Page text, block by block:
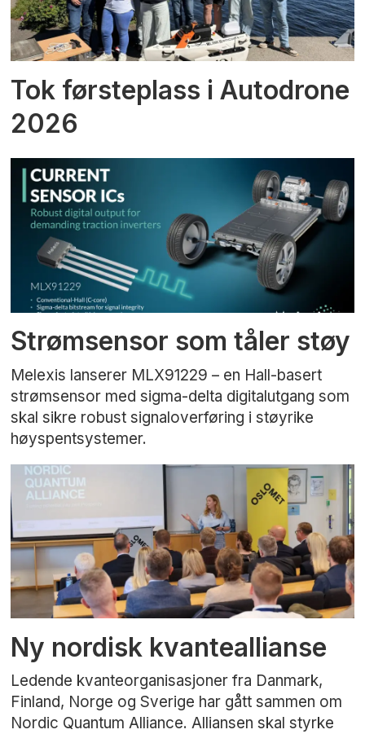
Tok førsteplass i Autodrone
2026
Strømsensor som tåler støy
Melexis lanserer MLX91229 – en Hall-basert
strømsensor med sigma-delta digitalutgang som
skal sikre robust signaloverføring i støyrike
høyspentsystemer.
Ny nordisk kvanteallianse
Ledende kvanteorganisasjoner fra Danmark,
Finland, Norge og Sverige har gått sammen om
Nordic Quantum Alliance. Alliansen skal styrke